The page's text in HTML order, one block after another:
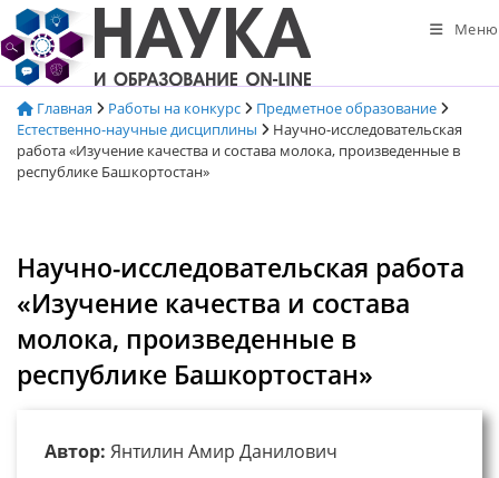
Перейти
к
содержимому
Меню
Главная Работы на конкурс
Предметное образование
Естественно-научные дисциплины
Научно-исследовательская
работа «Изучение качества и состава молока, произведенные в
республике Башкортостан»
Научно-исследовательская работа
«Изучение качества и состава
молока, произведенные в
республике Башкортостан»
Автор: Янтилин Амир Данилович